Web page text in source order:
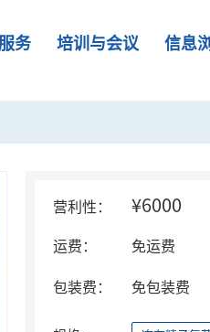
务 培训与会议 信息
营利性： ¥6000
运费： 免运费
包装费： 免包装费